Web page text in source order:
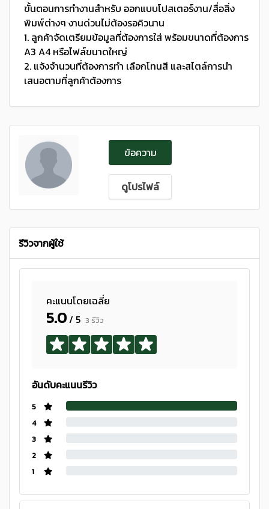
ขั้นตอนการทำงานสำหรับ ออกแบบโปสเตอร์งาน/สื่อสิ่ง
พิมพ์ต่างๆ งานด่วนไม่ต้องรอคิวนาน
1. ลูกค้าจัดเตรียมข้อมูลที่ต้องการใส่ พร้อมขนาดที่ต้องการ
A3 A4 หรือไฟล์ขนาดใหญ่
2. แจ้งจำนวนที่ต้องการทำ เลือกโทนสี และสไตล์การนำ
เสนอตามที่ลูกค้าต้องการ
ข้อความ
ดูโปรไฟล์
รีวิวจากผู้ใช้
คะแนนโดยเฉลี่ย
5.0/ 5 3 รีวิว
อันดับคะแนนรีวิว
5
4
3
2
1